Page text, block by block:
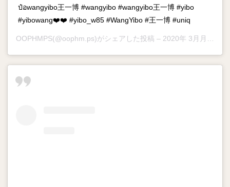
ป๋อwangyibo王一博 #wangyibo #wangyibo王一博 #yibo
#yibowang❤️❤️ #yibo_w85 #WangYibo #王一博 #uniq
OOPHMPS(@oophm.ps)がシェアした投稿 – 2020年 3月月3日午後7時24分PST